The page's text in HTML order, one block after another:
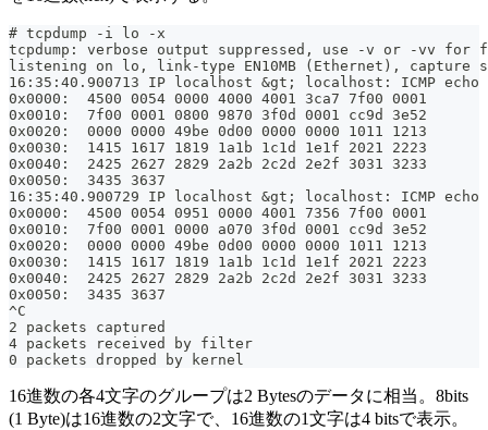
# tcpdump -i lo -x
tcpdump: verbose output suppressed, use -v or -vv for
listening on lo, link-type EN10MB (Ethernet), capture
16:35:40.900713 IP localhost &gt; localhost: ICMP
0x0000:  4500 0054 0000 4000 4001 3ca7 7f00 0001
0x0010:  7f00 0001 0800 9870 3f0d 0001 cc9d 3e52
0x0020:  0000 0000 49be 0d00 0000 0000 1011 1213
0x0030:  1415 1617 1819 1a1b 1c1d 1e1f 2021 2223
0x0040:  2425 2627 2829 2a2b 2c2d 2e2f 3031 3233
0x0050:  3435 3637
16:35:40.900729 IP localhost &gt; localhost: ICMP
0x0000:  4500 0054 0951 0000 4001 7356 7f00 0001
0x0010:  7f00 0001 0000 a070 3f0d 0001 cc9d 3e52
0x0020:  0000 0000 49be 0d00 0000 0000 1011 1213
0x0030:  1415 1617 1819 1a1b 1c1d 1e1f 2021 2223
0x0040:  2425 2627 2829 2a2b 2c2d 2e2f 3031 3233
0x0050:  3435 3637
^C
2 packets captured
4 packets received by filter
0 packets dropped by kernel
16進数の各4文字のグループは2 Bytesのデータに相当。8bits
(1 Byte)は16進数の2文字で、16進数の1文字は4 bitsで表示。